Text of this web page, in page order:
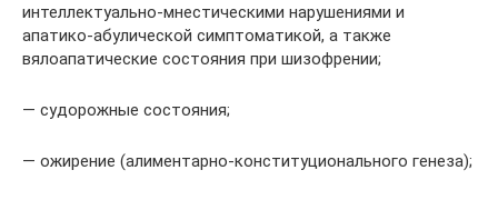
интеллектуально-мнестическими нарушениями и
апатико-абулической симптоматикой, а также
вялоапатические состояния при шизофрении;
— судорожные состояния;
— ожирение (алиментарно-конституционального генеза);